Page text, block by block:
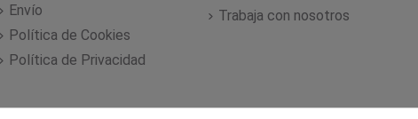
Envío
Política de Cookies
Política de Privacidad
Trabaja con nosotros